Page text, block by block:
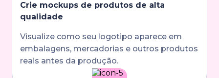
Crie mockups de produtos de alta
qualidade
Visualize como seu logotipo aparece em
embalagens, mercadorias e outros produtos
reais antes da produção.